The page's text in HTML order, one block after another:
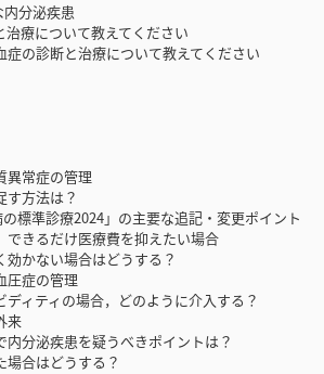
分泌疾患
について教えてください
診断と治療について教えてください
常症の管理
方法は？
標準診療2024」の主要な追記・変更ポイント
きるだけ医療費を抑えたい場合
かない場合はどうする？
症の管理
ィティの場合，どのように介入する？
来
分泌疾患を疑うべきポイントは？
合はどうする？